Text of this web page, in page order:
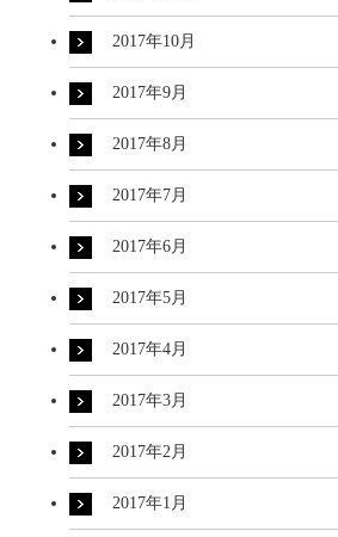
2017年10月
2017年9月
2017年8月
2017年7月
2017年6月
2017年5月
2017年4月
2017年3月
2017年2月
2017年1月